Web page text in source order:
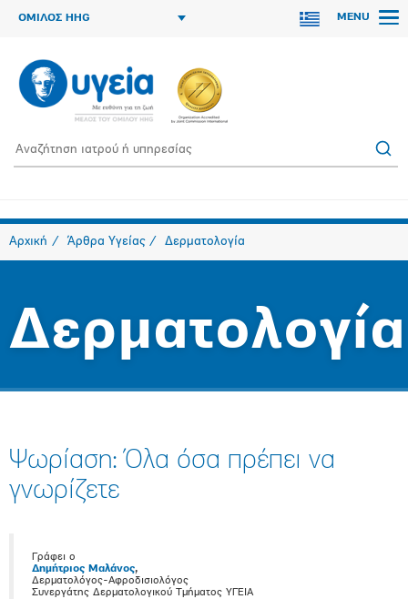
ΟΜΙΛΟΣ HHG MENU
Αρχική Άρθρα Υγείας Δερματολογία
Δερματολογία
Ψωρίαση: Όλα όσα πρέπει να
γνωρίζετε
Γράφει ο
Δημήτριος Μαλάνος,
Δερματολόγος-Αφροδισιολόγος
Συνεργάτης Δερματολογικού Τμήματος ΥΓΕΙΑ